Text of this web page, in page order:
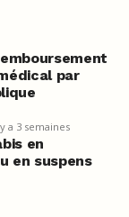
par
a 3 semaines
en
en suspens